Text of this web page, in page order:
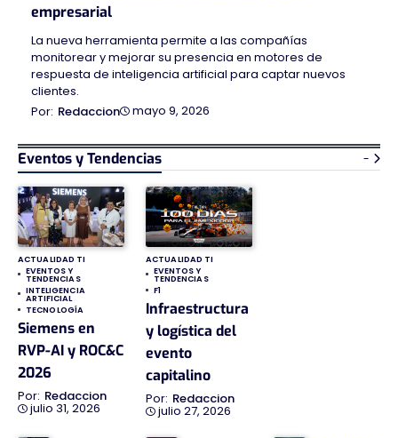
empresarial
La nueva herramienta permite a las compañías
monitorear y mejorar su presencia en motores de
respuesta de inteligencia artificial para captar nuevos
clientes.
Redaccion
mayo 9, 2026
Eventos y Tendencias -
ACTUALIDAD TI
EVENTOS Y
TENDENCIAS
INTELIGENCIA
ARTIFICIAL
TECNOLOGÍA
Siemens en
RVP-AI y ROC&C
2026
Redaccion
julio 31, 2026
ACTUALIDAD TI
EVENTOS Y
TENDENCIAS
F1
Infraestructura
y logística del
evento
capitalino
Redaccion
julio 27, 2026